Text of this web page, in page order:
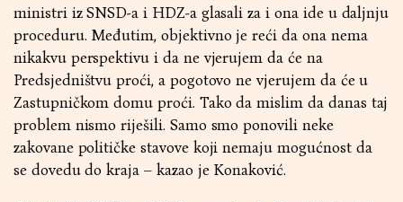
ministri iz SNSD-a i HDZ-a glasali za i ona ide u daljnju
proceduru. Međutim, objektivno je reći da ona nema
nikakvu perspektivu i da ne vjerujem da će na
Predsjedništvu proći, a pogotovo ne vjerujem da će u
Zastupničkom domu proći. Tako da mislim da danas taj
problem nismo riješili. Samo smo ponovili neke
zakovane političke stavove koji nemaju mogućnost da
se dovedu do kraja – kazao je Konaković.